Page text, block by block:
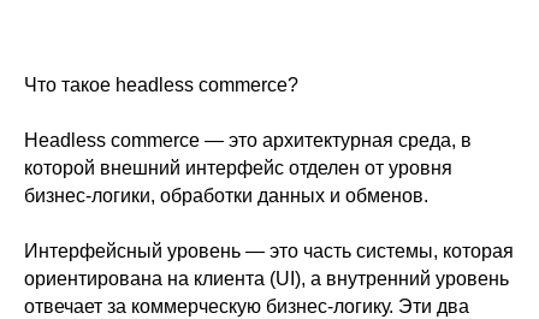
Что такое headless commerce?
Headless commerce — это архитектурная среда, в
которой внешний интерфейс отделен от уровня
бизнес-логики, обработки данных и обменов.
Интерфейсный уровень — это часть системы, которая
ориентирована на клиента (UI), а внутренний уровень
отвечает за коммерческую бизнес-логику. Эти два